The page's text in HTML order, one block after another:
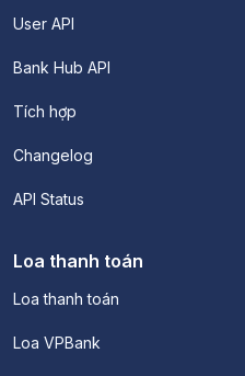
User API
Bank Hub API
Tích hợp
Changelog
API Status
Loa thanh toán
Loa thanh toán
Loa VPBank